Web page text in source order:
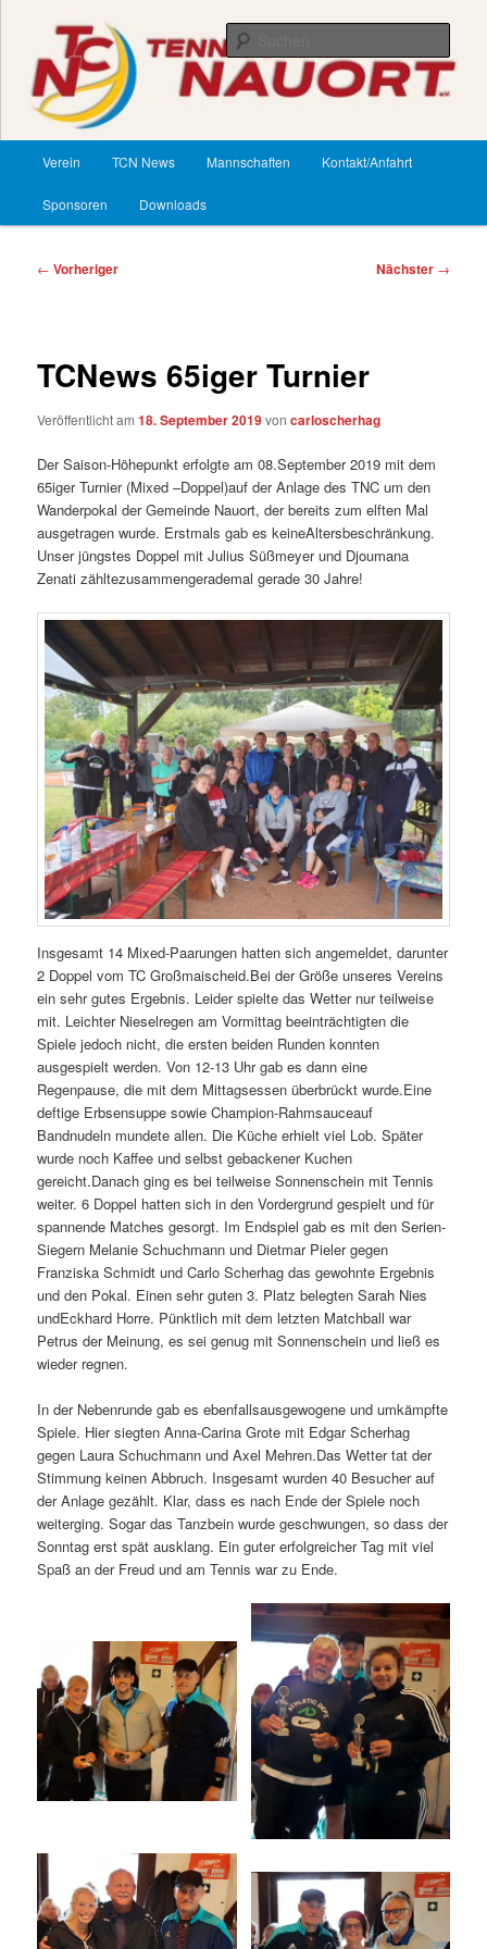
springenTennisClub Nauort
Verein TCN News Mannschaften Kontakt/Anfahrt
Sponsoren Downloads
Beitragsnavigation
← Vorheriger Nächster →
TCNews 65iger Turnier
Veröffentlicht am18. September 2019voncarloscherhag
Der Saison-Höhepunkt erfolgte am 08.September 2019 mit dem
65iger Turnier (Mixed –Doppel)auf der Anlage des TNC um den
Wanderpokal der Gemeinde Nauort, der bereits zum elften Mal
ausgetragen wurde. Erstmals gab es keineAltersbeschränkung.
Unser jüngstes Doppel mit Julius Süßmeyer und Djoumana
Zenati zähltezusammengerademal gerade 30 Jahre!
Insgesamt 14 Mixed-Paarungen hatten sich angemeldet, darunter
2 Doppel vom TC Großmaischeid.Bei der Größe unseres Vereins
ein sehr gutes Ergebnis. Leider spielte das Wetter nur teilweise
mit. Leichter Nieselregen am Vormittag beeinträchtigten die
Spiele jedoch nicht, die ersten beiden Runden konnten
ausgespielt werden. Von 12-13 Uhr gab es dann eine
Regenpause, die mit dem Mittagsessen überbrückt wurde.Eine
deftige Erbsensuppe sowie Champion-Rahmsauceauf
Bandnudeln mundete allen. Die Küche erhielt viel Lob. Später
wurde noch Kaffee und selbst gebackener Kuchen
gereicht.Danach ging es bei teilweise Sonnenschein mit Tennis
weiter. 6 Doppel hatten sich in den Vordergrund gespielt und für
spannende Matches gesorgt. Im Endspiel gab es mit den Serien-
Siegern Melanie Schuchmann und Dietmar Pieler gegen
Franziska Schmidt und Carlo Scherhag das gewohnte Ergebnis
und den Pokal. Einen sehr guten 3. Platz belegten Sarah Nies
undEckhard Horre. Pünktlich mit dem letzten Matchball war
Petrus der Meinung, es sei genug mit Sonnenschein und ließ es
wieder regnen.
In der Nebenrunde gab es ebenfallsausgewogene und umkämpfte
Spiele. Hier siegten Anna-Carina Grote mit Edgar Scherhag
gegen Laura Schuchmann und Axel Mehren.Das Wetter tat der
Stimmung keinen Abbruch. Insgesamt wurden 40 Besucher auf
der Anlage gezählt. Klar, dass es nach Ende der Spiele noch
weiterging. Sogar das Tanzbein wurde geschwungen, so dass der
Sonntag erst spät ausklang. Ein guter erfolgreicher Tag mit viel
Spaß an der Freud und am Tennis war zu Ende.